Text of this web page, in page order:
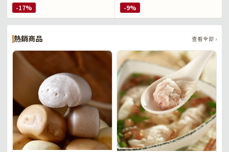
-17% -9%
熱銷商品 查看全部 ›